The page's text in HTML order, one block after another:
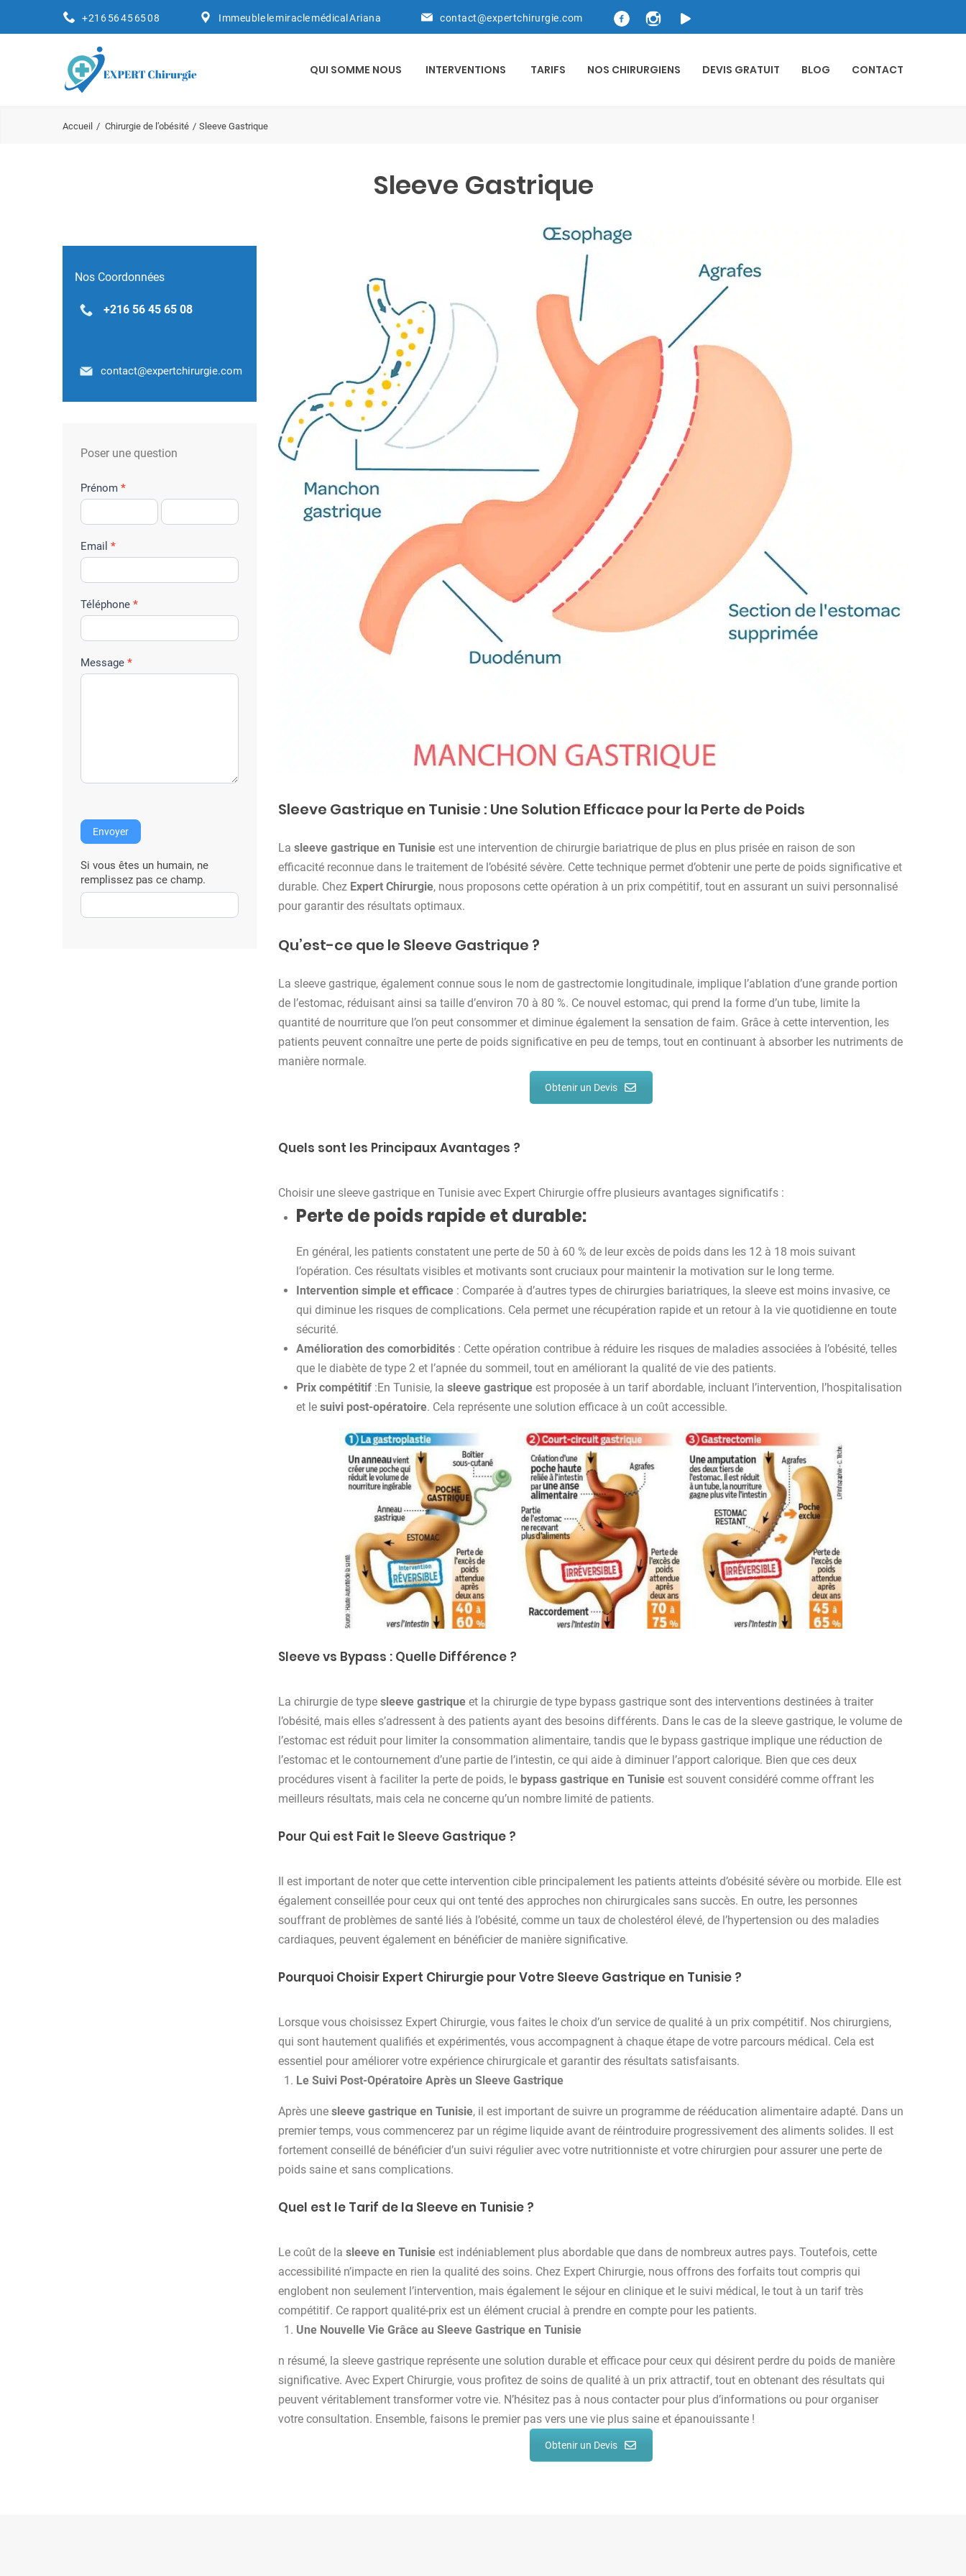
+216 56 45 65 08 Immeuble le miracle médical Ariana contact@expertchirurgie.com
QUI SOMME NOUS INTERVENTIONS TARIFS NOS CHIRURGIENS DEVIS GRATUIT BLOG CONTACT
Accueil Chirurgie de l’obésité Sleeve Gastrique
Sleeve Gastrique
Nos Coordonnées
+216 56 45 65 08
contact@expertchirurgie.com
Poser une question
f
o
r
m
u
l
a
i
r
e
i
v
n
t
i
o
n
Prénom *
Email *
Téléphone *
Message *
Envoyer
Si vous êtes un humain, ne
remplissez pas ce champ.
Sleeve Gastrique en Tunisie : Une Solution Efficace pour la Perte de Poids
La sleeve gastrique en Tunisie est une intervention de chirurgie bariatrique de plus en plus prisée en raison de son
efficacité reconnue dans le traitement de l’obésité sévère. Cette technique permet d’obtenir une perte de poids significative et
durable. Chez Expert Chirurgie, nous proposons cette opération à un prix compétitif, tout en assurant un suivi personnalisé
pour garantir des résultats optimaux.
Qu’est-ce que le Sleeve Gastrique ?
La sleeve gastrique, également connue sous le nom de gastrectomie longitudinale, implique l’ablation d’une grande portion
de l’estomac, réduisant ainsi sa taille d’environ 70 à 80 %. Ce nouvel estomac, qui prend la forme d’un tube, limite la
quantité de nourriture que l’on peut consommer et diminue également la sensation de faim. Grâce à cette intervention, les
patients peuvent connaître une perte de poids significative en peu de temps, tout en continuant à absorber les nutriments de
manière normale.
Obtenir un Devis
Quels sont les Principaux Avantages ?
Choisir une sleeve gastrique en Tunisie avec Expert Chirurgie offre plusieurs avantages significatifs :
Perte de poids rapide et durable:
En général, les patients constatent une perte de 50 à 60 % de leur excès de poids dans les 12 à 18 mois suivant
l’opération. Ces résultats visibles et motivants sont cruciaux pour maintenir la motivation sur le long terme.
Intervention simple et efficace : Comparée à d’autres types de chirurgies bariatriques, la sleeve est moins invasive, ce
qui diminue les risques de complications. Cela permet une récupération rapide et un retour à la vie quotidienne en toute
sécurité.
Amélioration des comorbidités : Cette opération contribue à réduire les risques de maladies associées à l’obésité, telles
que le diabète de type 2 et l’apnée du sommeil, tout en améliorant la qualité de vie des patients.
Prix compétitif :En Tunisie, la sleeve gastrique est proposée à un tarif abordable, incluant l’intervention, l’hospitalisation
et le suivi post-opératoire. Cela représente une solution efficace à un coût accessible.
Sleeve vs Bypass : Quelle Différence ?
La chirurgie de type sleeve gastrique et la chirurgie de type bypass gastrique sont des interventions destinées à traiter
l’obésité, mais elles s’adressent à des patients ayant des besoins différents. Dans le cas de la sleeve gastrique, le volume de
l’estomac est réduit pour limiter la consommation alimentaire, tandis que le bypass gastrique implique une réduction de
l’estomac et le contournement d’une partie de l’intestin, ce qui aide à diminuer l’apport calorique. Bien que ces deux
procédures visent à faciliter la perte de poids, le bypass gastrique en Tunisie est souvent considéré comme offrant les
meilleurs résultats, mais cela ne concerne qu’un nombre limité de patients.
Pour Qui est Fait le Sleeve Gastrique ?
Il est important de noter que cette intervention cible principalement les patients atteints d’obésité sévère ou morbide. Elle est
également conseillée pour ceux qui ont tenté des approches non chirurgicales sans succès. En outre, les personnes
souffrant de problèmes de santé liés à l’obésité, comme un taux de cholestérol élevé, de l’hypertension ou des maladies
cardiaques, peuvent également en bénéficier de manière significative.
Pourquoi Choisir Expert Chirurgie pour Votre Sleeve Gastrique en Tunisie ?
Lorsque vous choisissez Expert Chirurgie, vous faites le choix d’un service de qualité à un prix compétitif. Nos chirurgiens,
qui sont hautement qualifiés et expérimentés, vous accompagnent à chaque étape de votre parcours médical. Cela est
essentiel pour améliorer votre expérience chirurgicale et garantir des résultats satisfaisants.
Le Suivi Post-Opératoire Après un Sleeve Gastrique
Après une sleeve gastrique en Tunisie, il est important de suivre un programme de rééducation alimentaire adapté. Dans un
premier temps, vous commencerez par un régime liquide avant de réintroduire progressivement des aliments solides. Il est
fortement conseillé de bénéficier d’un suivi régulier avec votre nutritionniste et votre chirurgien pour assurer une perte de
poids saine et sans complications.
Quel est le Tarif de la Sleeve en Tunisie ?
Le coût de la sleeve en Tunisie est indéniablement plus abordable que dans de nombreux autres pays. Toutefois, cette
accessibilité n’impacte en rien la qualité des soins. Chez Expert Chirurgie, nous offrons des forfaits tout compris qui
englobent non seulement l’intervention, mais également le séjour en clinique et le suivi médical, le tout à un tarif très
compétitif. Ce rapport qualité-prix est un élément crucial à prendre en compte pour les patients.
Une Nouvelle Vie Grâce au Sleeve Gastrique en Tunisie
n résumé, la sleeve gastrique représente une solution durable et efficace pour ceux qui désirent perdre du poids de manière
significative. Avec Expert Chirurgie, vous profitez de soins de qualité à un prix attractif, tout en obtenant des résultats qui
peuvent véritablement transformer votre vie. N’hésitez pas à nous contacter pour plus d’informations ou pour organiser
votre consultation. Ensemble, faisons le premier pas vers une vie plus saine et épanouissante !
Obtenir un Devis